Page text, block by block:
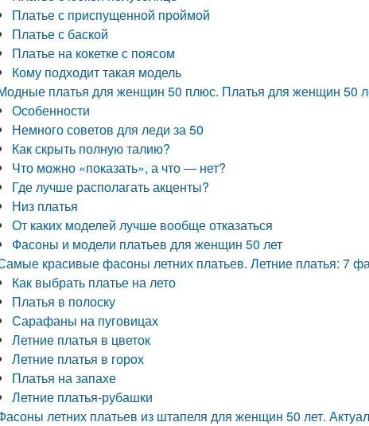
Платье с приспущенной проймой
Платье с баской
Платье на кокетке с поясом
Кому подходит такая модель
платья для женщин 50 плюс. Платья для женщин 50
Особенности
Немного советов для леди за 50
Как скрыть полную талию?
Что можно «показать», а что — нет?
Где лучше располагать акценты?
Низ платья
От каких моделей лучше вообще отказаться
Фасоны и модели платьев для женщин 50 лет
красивые фасоны летних платьев. Летние платья: 7
Как выбрать платье на лето
Платья в полоску
Сарафаны на пуговицах
Летние платья в цветок
Летние платья в горох
Платья на запахе
Летние платья-рубашки
летних платьев из штапеля для женщин 50 лет.